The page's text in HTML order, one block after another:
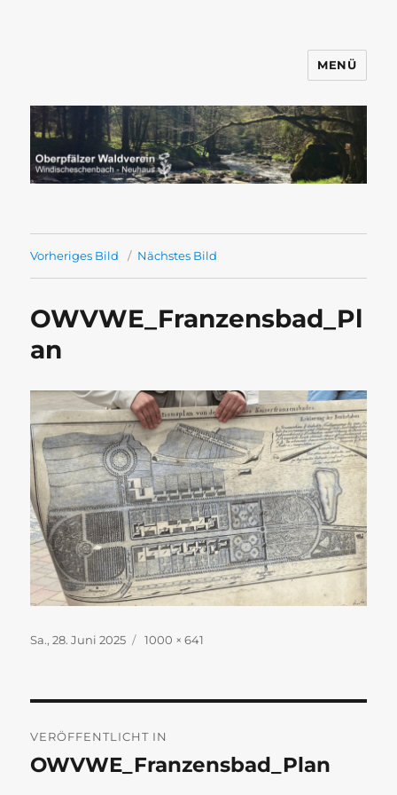
Windischeschenbach-Neuhaus
MENÜ
Vorheriges Bild Nächstes Bild
OWVWE_Franzensbad_Pl
an
Veröffentlicht
Sa., 28. Juni 2025 Originalgröße
1000 × 641
VERÖFFENTLICHT IN
OWVWE_Franzensbad_Plan